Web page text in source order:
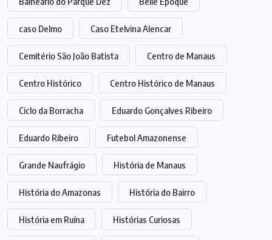
caso Delmo Caso Etelvina Alencar
Cemitério São João Batista Centro de Manaus
Centro Histórico Centro Histórico de Manaus
Ciclo da Borracha Eduardo Gonçalves Ribeiro
Eduardo Ribeiro Futebol Amazonense
Grande Naufrágio História de Manaus
História do Amazonas História do Bairro
História em Ruína Histórias Curiosas